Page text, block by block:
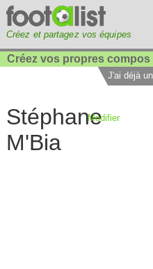
Créez et partagez vos équipes
Créez vos propres compos
J'ai déjà
Stéphane
M'Bia
Modifier